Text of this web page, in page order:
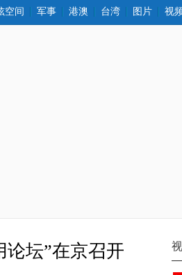
空间 军事 港澳 台湾 图片 视
论坛”在京召开